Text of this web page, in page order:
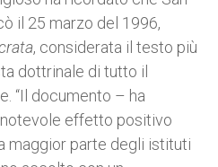
il 25 marzo del 1996,
, considerata il testo più
dottrinale di tutto il
“Il documento – ha
effetto positivo
maggior parte degli istituti